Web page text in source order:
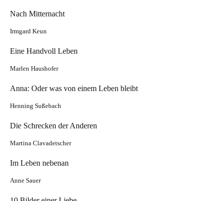
Nach Mitternacht
Irmgard Keun
Eine Handvoll Leben
Marlen Haushofer
Anna: Oder was von einem Leben bleibt
Henning Sußebach
Die Schrecken der Anderen
Martina Clavadetscher
Im Leben nebenan
Anne Sauer